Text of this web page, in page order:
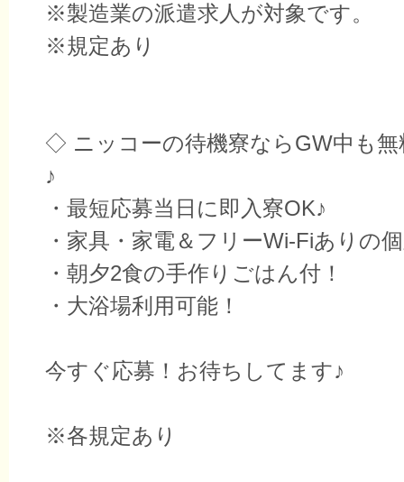
※製造業の派遣求人が対象です。
※規定あり
◇ ニッコーの待機寮ならGW中も
♪
・最短応募当日に即入寮OK♪
・家具・家電＆フリーWi-Fiありの
・朝夕2食の手作りごはん付！
・大浴場利用可能！
今すぐ応募！お待ちしてます♪
※各規定あり